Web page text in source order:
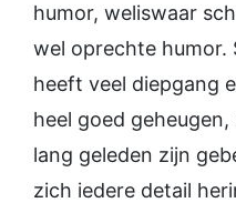
humor, weliswaar
wel oprechte humor.
heeft veel diepgang
heel goed
lang geleden zijn
zich iedere detail